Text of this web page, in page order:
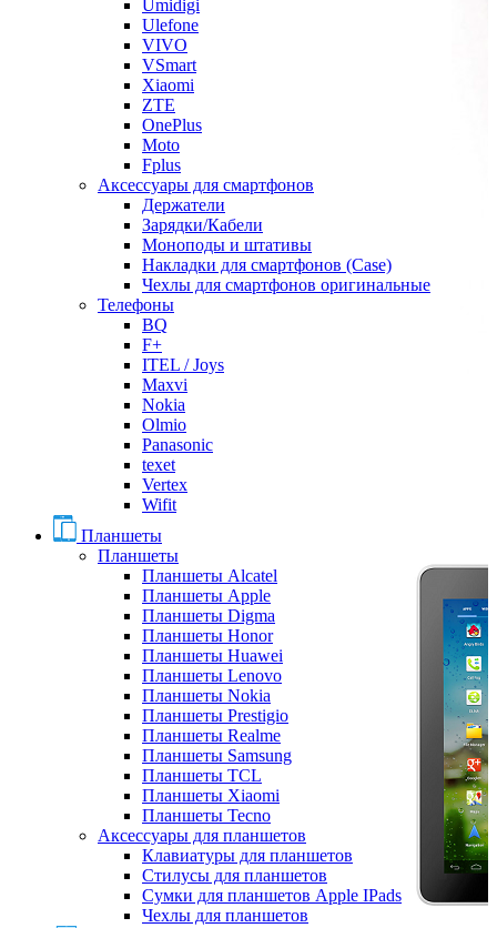
Umidigi
Ulefone
VIVO
VSmart
Xiaomi
ZTE
OnePlus
Moto
Fplus
Аксессуары для смартфонов
Держатели
Зарядки/Кабели
Моноподы и штативы
Накладки для смартфонов (Case)
Чехлы для смартфонов оригинальные
Телефоны
BQ
F+
ITEL / Joys
Maxvi
Nokia
Olmio
Panasonic
texet
Vertex
Wifit
Планшеты
Планшеты
Планшеты Alcatel
Планшеты Apple
Планшеты Digma
Планшеты Honor
Планшеты Huawei
Планшеты Lenovo
Планшеты Nokia
Планшеты Prestigio
Планшеты Realme
Планшеты Samsung
Планшеты TCL
Планшеты Xiaomi
Планшеты Tecno
Аксессуары для планшетов
Клавиатуры для планшетов
Стилусы для планшетов
Сумки для планшетов Apple IPads
Чехлы для планшетов